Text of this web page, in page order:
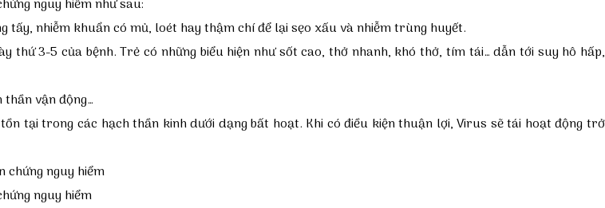
nguy hiểmnhư sau:
tấy, nhiễm khuẩn có mủ, loét hay thậm chí để lại sẹo xấu và nhiễm trùng huyết.
thứ 3-5 của bệnh. Trẻ có những biểu hiện như sốt cao, thở nhanh, khó thở, tím tái… dẫn tới suy hô hấp,
thần vận động…
tại trong các hạch thần kinh dưới dạng bất hoạt. Khi có điều kiện thuận lợi, Virus sẽ tái hoạt động trở
nguy hiểm